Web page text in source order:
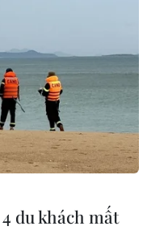
Lung sập sau cú
của xe tải cẩu, 2 người
chết
2026 09:00
du khách mất